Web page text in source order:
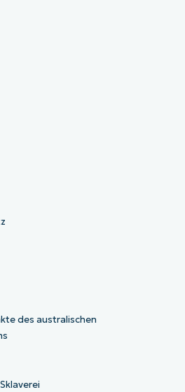
des australischen